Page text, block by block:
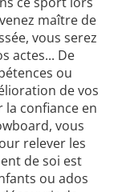
maître de
vous serez
actes... De
ou
de vos
confiance en
vous
relever les
de soi est
ou ados